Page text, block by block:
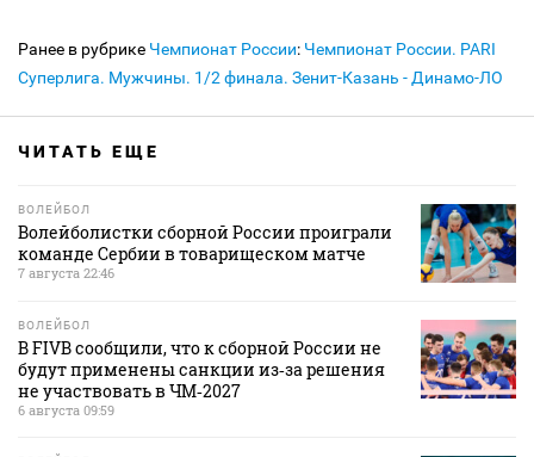
Ранее в рубрике Чемпионат России: Чемпионат России. PARI
Суперлига. Мужчины. 1/2 финала. Зенит-Казань - Динамо-ЛО
ЧИТАТЬ ЕЩЕ
ВОЛЕЙБОЛ
Волейболистки сборной России проиграли
команде Сербии в товарищеском матче
7 августа 22:46
ВОЛЕЙБОЛ
В FIVB сообщили, что к сборной России не
будут применены санкции из‑за решения
не участвовать в ЧМ‑2027
6 августа 09:59